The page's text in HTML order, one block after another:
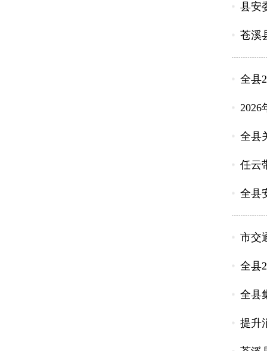
县安
苍溪
全县
2026
全县
任云
全县
市交
全县
全县
提升